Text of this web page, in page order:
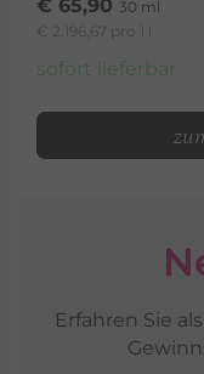
€ 65,90 30 ml
€ 2.196,67 pro 1 l
sofort lieferbar
Erfahren Sie